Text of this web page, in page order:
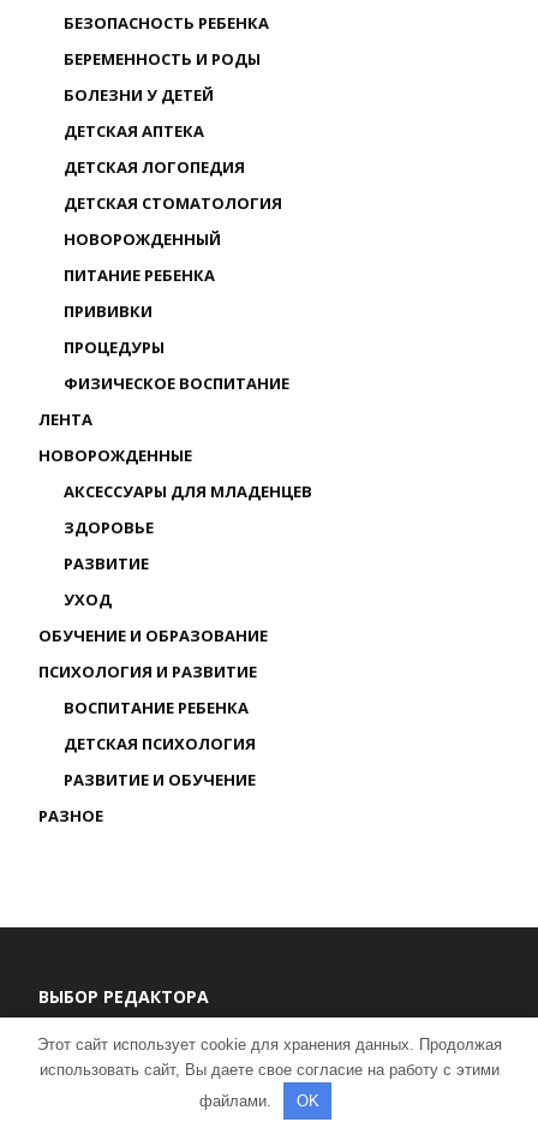
БЕЗОПАСНОСТЬ РЕБЕНКА
БЕРЕМЕННОСТЬ И РОДЫ
БОЛЕЗНИ У ДЕТЕЙ
ДЕТСКАЯ АПТЕКА
ДЕТСКАЯ ЛОГОПЕДИЯ
ДЕТСКАЯ СТОМАТОЛОГИЯ
НОВОРОЖДЕННЫЙ
ПИТАНИЕ РЕБЕНКА
ПРИВИВКИ
ПРОЦЕДУРЫ
ФИЗИЧЕСКОЕ ВОСПИТАНИЕ
ЛЕНТА
НОВОРОЖДЕННЫЕ
АКСЕССУАРЫ ДЛЯ МЛАДЕНЦЕВ
ЗДОРОВЬЕ
РАЗВИТИЕ
УХОД
ОБУЧЕНИЕ И ОБРАЗОВАНИЕ
ПСИХОЛОГИЯ И РАЗВИТИЕ
ВОСПИТАНИЕ РЕБЕНКА
ДЕТСКАЯ ПСИХОЛОГИЯ
РАЗВИТИЕ И ОБУЧЕНИЕ
РАЗНОЕ
ВЫБОР РЕДАКТОРА
ВИКТОРИНА ПО МАТЕМАТИКЕ, 1 КЛАСС
24.07.2024
Этот сайт использует cookie для хранения данных. Продолжая
использовать сайт, Вы даете свое согласие на работу с этими
файлами.
OK